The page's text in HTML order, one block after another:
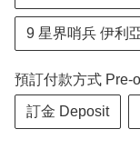
9 星界哨兵 伊利
預訂付款方式 Pre-
訂金 Deposit